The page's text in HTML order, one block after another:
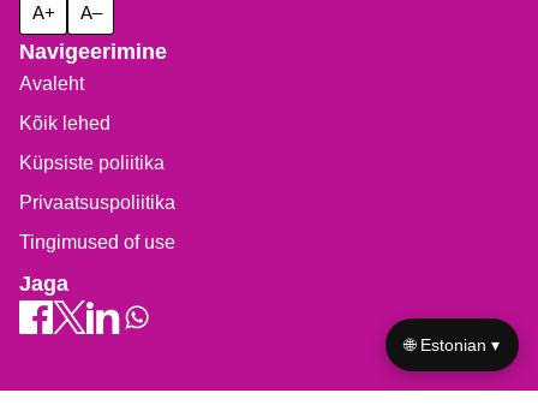
A+ A–
Navigeerimine
Avaleht
Kõik lehed
Küpsiste poliitika
Privaatsuspoliitika
Tingimused of use
Jaga
🌐 Estonian ▾